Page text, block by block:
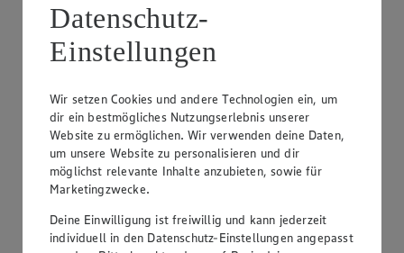
Angebot:EDEKA Herzstücke Tafeltrauben
3.99
hell oder rot, kernlos, Sorte lt. Auszeichnung, aus
Datenschutz-
Einstellungen
Wir setzen Cookies und andere Technologien ein, um
dir ein bestmögliches Nutzungserlebnis unserer
Website zu ermöglichen. Wir verwenden deine Daten,
um unsere Website zu personalisieren und dir
möglichst relevante Inhalte anzubieten, sowie für
Marketingzwecke.
Deine Einwilligung ist freiwillig und kann jederzeit
individuell in den Datenschutz-Einstellungen angepasst